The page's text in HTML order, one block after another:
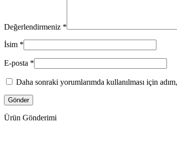
Değerlendirmeniz *
İsim *
E-posta *
Daha sonraki yorumlarımda kullanılması için
Ürün Gönderimi